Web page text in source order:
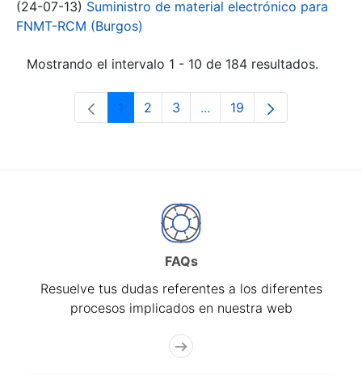
(24-07-13) Suministro de material electrónico para
FNMT-RCM (Burgos)
Mostrando el intervalo 1 - 10 de 184 resultados.
Página
1 Página
2 Página
3 ...Páginas intermedias Use
Página
19
FAQs
Resuelve tus dudas referentes a los diferentes
procesos implicados en nuestra web